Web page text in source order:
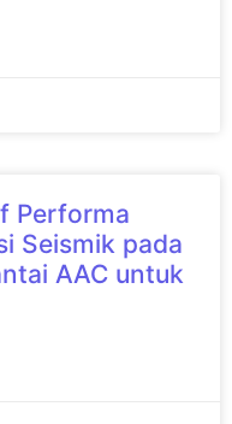
Performa
Seismik pada
AAC untuk